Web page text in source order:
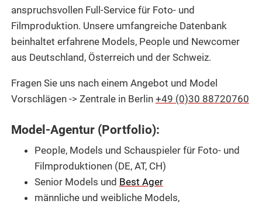
anspruchsvollen Full-Service für Foto- und
Filmproduktion. Unsere umfangreiche Datenbank
beinhaltet erfahrene Models, People und Newcomer
aus Deutschland, Österreich und der Schweiz.
Fragen Sie uns nach einem Angebot und Model
Vorschlägen -> Zentrale in Berlin +49 (0)30 88720760
Model-Agentur (Portfolio):
People, Models und Schauspieler für Foto- und
Filmproduktionen (DE, AT, CH)
Senior Models und Best Ager
männliche und weibliche Models,